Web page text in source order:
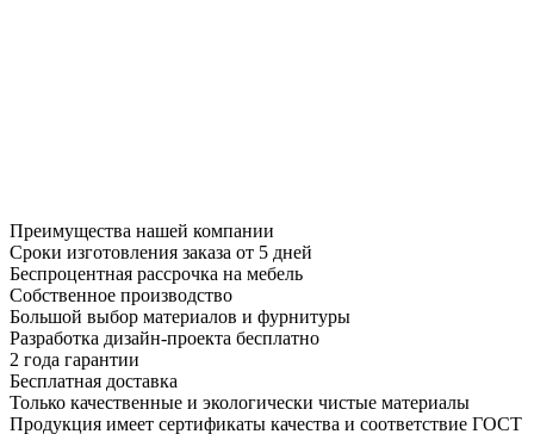
Преимущества нашей компании
Сроки изготовления заказа от 5 дней
Беспроцентная рассрочка на мебель
Собственное производство
Большой выбор материалов и фурнитуры
Разработка дизайн-проекта бесплатно
2 года гарантии
Бесплатная доставка
Только качественные и экологически чистые материалы
Продукция имеет сертификаты качества и соответствие ГОСТ